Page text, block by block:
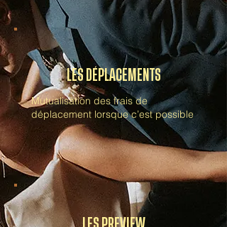
LES DÉPLACEMENTS
Mutualisation des frais de
déplacement lorsque c’est possible
LES PREVIEW